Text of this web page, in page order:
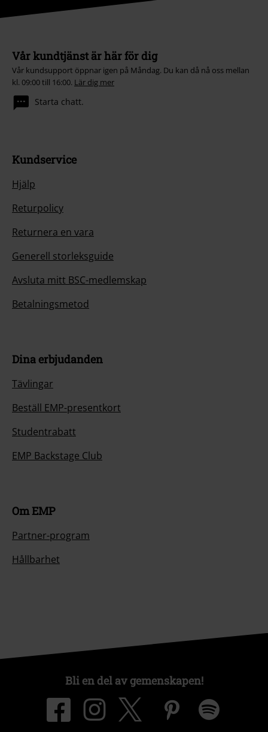
Vår kundtjänst är här för dig
Vår kundsupport öppnar igen på Måndag. Du kan då nå oss mellan
kl. 09:00 till 16:00. Lär dig mer
Starta chatt.
Kundservice
Hjälp
Returpolicy
Returnera en vara
Generell storleksguide
Avsluta mitt BSC-medlemskap
Betalningsmetod
Dina erbjudanden
Tävlingar
Beställ EMP-presentkort
Studentrabatt
EMP Backstage Club
Om EMP
Partner-program
Hållbarhet
Bli en del av gemenskapen!